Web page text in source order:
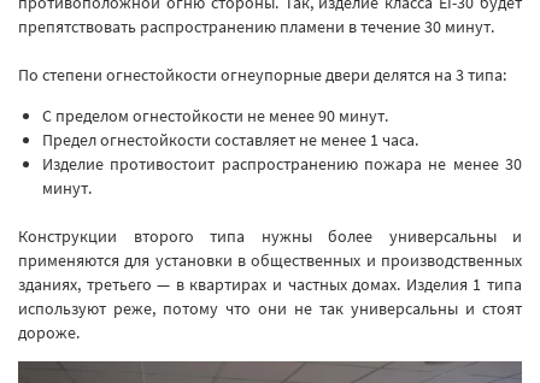
препятствовать распространению пламени в течение 30 минут.
По степени огнестойкости огнеупорные двери делятся на 3 типа:
С пределом огнестойкости не менее 90 минут.
Предел огнестойкости составляет не менее 1 часа.
Изделие противостоит распространению пожара не менее 30
минут.
Конструкции второго типа нужны более универсальны и
применяются для установки в общественных и производственных
зданиях, третьего — в квартирах и частных домах. Изделия 1 типа
используют реже, потому что они не так универсальны и стоят
дороже.